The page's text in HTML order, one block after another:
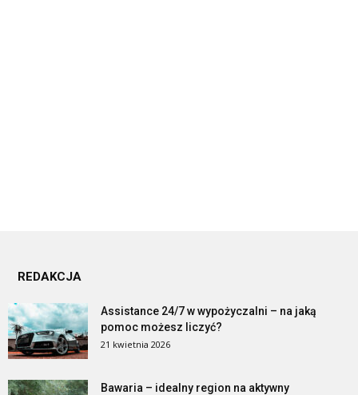
REDAKCJA
Assistance 24/7 w wypożyczalni – na jaką
pomoc możesz liczyć?
21 kwietnia 2026
Bawaria – idealny region na aktywny